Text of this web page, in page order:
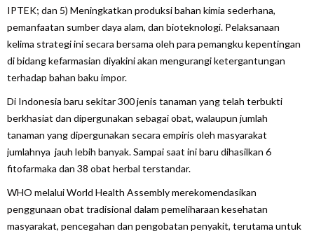
IPTEK; dan 5) Meningkatkan produksi bahan kimia sederhana,
pemanfaatan sumber daya alam, dan bioteknologi. Pelaksanaan
kelima strategi ini secara bersama oleh para pemangku kepentingan
di bidang kefarmasian diyakini akan mengurangi ketergantungan
terhadap bahan baku impor.
Di Indonesia baru sekitar 300 jenis tanaman yang telah terbukti
berkhasiat dan dipergunakan sebagai obat, walaupun jumlah
tanaman yang dipergunakan secara empiris oleh masyarakat
jumlahnya jauh lebih banyak. Sampai saat ini baru dihasilkan 6
fitofarmaka dan 38 obat herbal terstandar.
WHO melaluiWorld Health Assemblymerekomendasikan
penggunaan obat tradisional dalam pemeliharaan kesehatan
masyarakat, pencegahan dan pengobatan penyakit, terutama untuk